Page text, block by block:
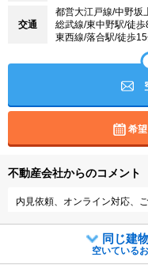
交通
都営大江戸線/中野坂
総武線/東中野駅/徒歩
東西線/落合駅/徒歩
希
不動産会社からのコメント
内見依頼、オンライン対応、
同じ建
空いている